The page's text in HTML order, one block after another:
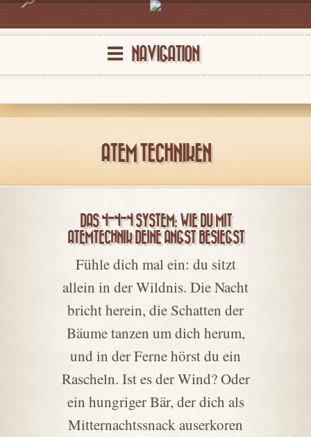
NAVIGATION
ATEM TECHNIKEN
DAS 4-4-4 SYSTEM: WIE DU MIT
ATEMTECHNIK DEINE ANGST BESIEGST
Fühle dich mal ein: du sitzt
allein in der Wildnis. Die Nacht
bricht herein, die Schatten der
Bäume tanzen um dich herum,
und in der Ferne hörst du ein
Rascheln. Ist es der Wind? Oder
ein hungriger Bär, der dich als
Mitternachtssnack auserkoren